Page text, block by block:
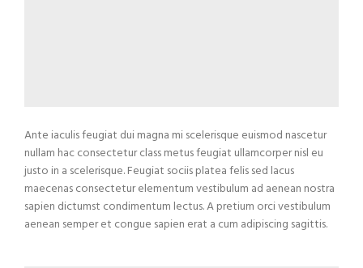
Ante iaculis feugiat dui magna mi scelerisque euismod nascetur
nullam hac consectetur class metus feugiat ullamcorper nisl eu
justo in a scelerisque. Feugiat sociis platea felis sed lacus
maecenas consectetur elementum vestibulum ad aenean nostra
sapien dictumst condimentum lectus. A pretium orci vestibulum
aenean semper et congue sapien erat a cum adipiscing sagittis.